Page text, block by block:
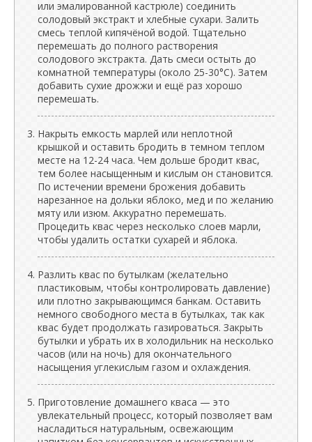
или эмалированной кастрюле) соединить
солодовый экстракт и хлебные сухари. Залить
смесь теплой кипячёной водой. Тщательно
перемешать до полного растворения
солодового экстракта. Дать смеси остыть до
комнатной температуры (около 25-30°C). Затем
добавить сухие дрожжи и ещё раз хорошо
перемешать.
Накрыть емкость марлей или неплотной
крышкой и оставить бродить в темном теплом
месте на 12-24 часа. Чем дольше бродит квас,
тем более насыщенным и кислым он становится.
По истечении времени брожения добавить
нарезанное на дольки яблоко, мед и по желанию
мяту или изюм. Аккуратно перемешать.
Процедить квас через несколько слоев марли,
чтобы удалить остатки сухарей и яблока.
Разлить квас по бутылкам (желательно
пластиковым, чтобы контролировать давление)
или плотно закрывающимся банкам. Оставить
немного свободного места в бутылках, так как
квас будет продолжать газироваться. Закрыть
бутылки и убрать их в холодильник на несколько
часов (или на ночь) для окончательного
насыщения углекислым газом и охлаждения.
Приготовление домашнего кваса — это
увлекательный процесс, который позволяет вам
насладиться натуральным, освежающим